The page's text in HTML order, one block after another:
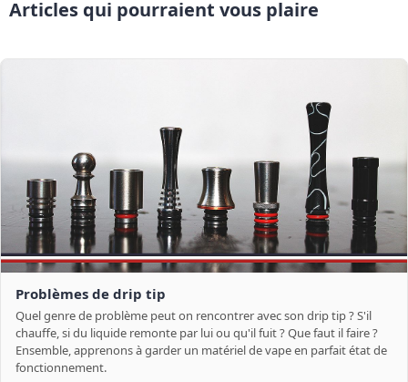
Articles qui pourraient vous plaire
Problèmes de drip tip
Quel genre de problème peut on rencontrer avec son drip tip ? S'il
chauffe, si du liquide remonte par lui ou qu'il fuit ? Que faut il faire ?
Ensemble, apprenons à garder un matériel de vape en parfait état de
fonctionnement.